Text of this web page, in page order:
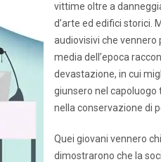
vittime oltre a
d’arte ed edifici storici.
audiovisivi che
media dell’epoca
devastazione, in cui
giunsero nel capoluogo
nella conservazione di
Quei giovani vennero
dimostrarono che la